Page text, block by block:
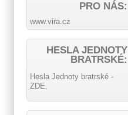
PRO NÁS:
www.vira.cz
HESLA JEDNOTY
BRATRSKÉ:
Hesla Jednoty bratrské -
ZDE.